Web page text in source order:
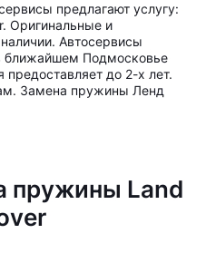
предлагают услугу:
Оригинальные и
Автосервисы
ближайшем Подмосковье
до 2-х лет.
Замена пружины Ленд
пружины Land